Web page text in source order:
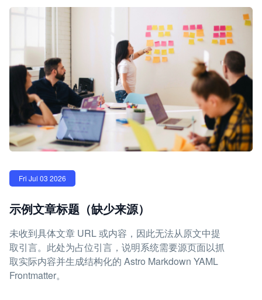
Fri Jul 03 2026
示例文章标题（缺少来源）
未收到具体文章 URL 或内容，因此无法从原文中提
取引言。此处为占位引言，说明系统需要源页面以抓
取实际内容并生成结构化的 Astro Markdown YAML
Frontmatter。